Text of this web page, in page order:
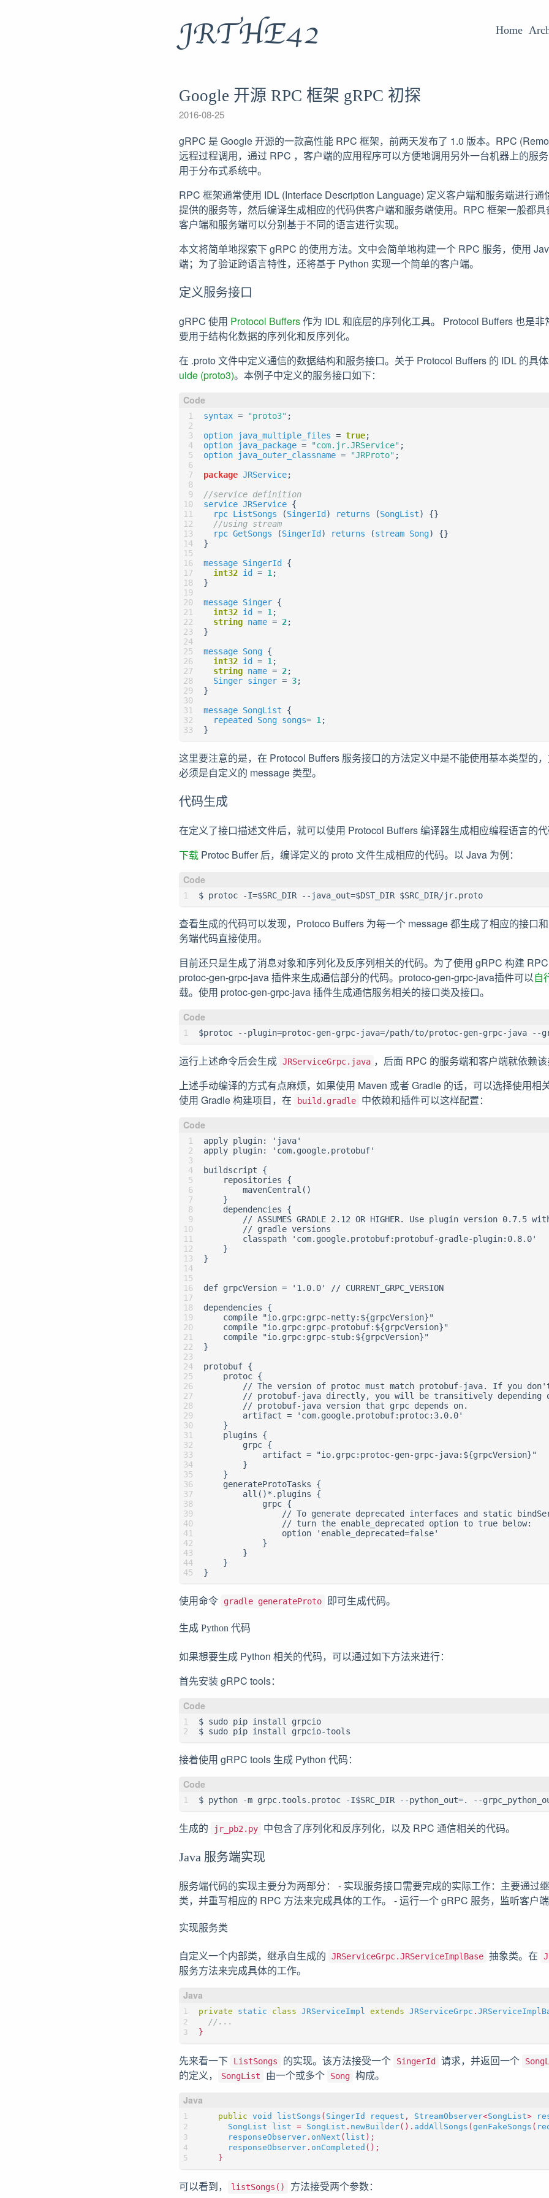
JRTHE42 Home
Google 开源 RPC 框架 gRPC 初探
2016-08-25
gRPC 是 Google 开源的一款高性能 RPC 框架，前两天发布了 1.0 版本。RPC
远程过程调用，通过 RPC ，客户端的应用程序可以方便地调用另外一台机器上的服
用于分布式系统中。
RPC 框架通常使用 IDL (Interface Description Language) 定义客户端和服务端进行
提供的服务等，然后编译生成相应的代码供客户端和服务端使用。RPC 框架一般都
客户端和服务端可以分别基于不同的语言进行实现。
本文将简单地探索下 gRPC 的使用方法。文中会简单地构建一个 RPC 服务，使用
端；为了验证跨语言特性，还将基于 Python 实现一个简单的客户端。
定义服务接口
gRPC 使用 Protocol Buffers作为 IDL 和底层的序列化工具。 Protocol Buffers 也是
要用于结构化数据的序列化和反序列化。
在 .proto 文件中定义通信的数据结构和服务接口。关于 Protocol Buffers 的 IDL 的具
uide (proto3)。本例子中定义的服务接口如下：
syntax = "proto3" ;
option
java_multiple_files = true;
option
java_package = "com.jr.JRService" ;
option
java_outer_classname = "JRProto" ;
package JRService;
service JRService {
rpc ListSongs (SingerId ) returns (SongList)
{}
rpc GetSongs (SingerId ) returns (stream Song)
{}
}
message SingerId
{
int32 id = 1 ;
}
message Singer {
int32 id = 1 ;
string name = 2;
}
message Song {
int32 id = 1 ;
string name = 2;
Singer singer = 3;
}
message SongList
{
repeated
Song songs= 1 ;
}
这里要注意的是，在 Protocol Buffers 服务接口的方法定义中是不能使用基本类型的
必须是自定义的 message 类型。
代码生成
在定义了接口描述文件后，就可以使用 Protocol Buffers 编译器生成相应编程语言的代
下载 Protoc Buffer 后，编译定义的 proto 文件生成相应的代码。以 Java 为例：
$ protoc -I=$SRC_DIR --java_out=$DST_DIR $SRC_DIR/jr.proto
查看生成的代码可以发现，Protoco Buffers 为每一个 message 都生成了相应的接口
务端代码直接使用。
目前还只是生成了消息对象和序列化及反序列相关的代码。为了使用 gRPC 构建
protoc-gen-grpc-java 插件来生成通信部分的代码。protoco-gen-grpc-java插件可以自
载。使用 protoc-gen-grpc-java 插件生成通信服务相关的接口类及接口。
$protoc --plugin=protoc-gen-grpc-java=/path/to/protoc-gen-grpc-java --
运行上述命令后会生成 JRServiceGrpc.java ，后面 RPC 的服务端和客户端就依赖该
上述手动编译的方式有点麻烦，如果使用 Maven 或者 Gradle 的话，可以选择使用相
使用 Gradle 构建项目，在
build.gradle 中依赖和插件可以这样配置：
apply plugin: 'java'
apply plugin: 'com.google.protobuf'
buildscript {
    repositories {
        mavenCentral()
    }
    dependencies {
// ASSUMES GRADLE 2.12 OR HIGHER. Use plugin version 0.7.5
        // gradle versions
        classpath 'com.google.protobuf:protobuf-gradle-plugin:0.8.0'
    }
}
def grpcVersion = '1.0.0' // CURRENT_GRPC_VERSION
dependencies {
    compile "io.grpc:grpc-netty:${grpcVersion}"
    compile "io.grpc:grpc-protobuf:${grpcVersion}"
    compile "io.grpc:grpc-stub:${grpcVersion}"
}
protobuf {
    protoc {
// The version of protoc must match protobuf-java. If you
// protobuf-java directly, you will be transitively depending
        // protobuf-java version that grpc depends on.
        artifact = 'com.google.protobuf:protoc:3.0.0'
    }
    plugins {
        grpc {
            artifact = "io.grpc:protoc-gen-grpc-java:${grpcVersion}"
        }
    }
    generateProtoTasks {
        all()*.plugins {
            grpc {
// To generate deprecated interfaces and static
                // turn the enable_deprecated option to true below:
                option 'enable_deprecated=false'
            }
        }
    }
}
使用命令 gradle generateProto 即可生成代码。
生成 Python 代码
如果想要生成 Python 相关的代码，可以通过如下方法来进行：
首先安装 gRPC tools：
$ sudo pip install grpcio
$ sudo pip install grpcio-tools
接着使用 gRPC tools 生成 Python 代码：
$ python -m grpc.tools.protoc -I$SRC_DIR --python_out=. --
生成的 jr_pb2.py 中包含了序列化和反序列化，以及 RPC 通信相关的代码。
Java 服务端实现
服务端代码的实现主要分为两部分： - 实现服务接口需要完成的实际工作：主要通过
类，并重写相应的 RPC 方法来完成具体的工作。 - 运行一个 gRPC 服务，监听客户端
实现服务类
自定义一个内部类，继承自生成的 JRServiceGrpc.JRServiceImplBase 抽象类。在
服务方法来完成具体的工作。
private static class JRServiceImpl extends JRServiceGrpc .
}
先来看一下 ListSongs 的实现。该方法接受一个 SingerId 请求，并返回一个
的定义， SongList 由一个或多个 Song 构成。
public void listSongs ( SingerId request , StreamObserver<SongList>
SongList
list = SongList . newBuilder(). addAllSongs ( genFakeSongs (
responseObserver . onNext ( list );
responseObserver . onCompleted ();
}
可以看到， listSongs() 方法接受两个参数：